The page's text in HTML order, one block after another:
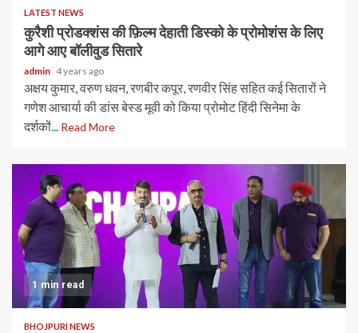
LATEST NEWS
कुरैशी प्रोडक्शंस की फ़िल्म देहाती डिस्को के प्रोमोशंस के लिए
आगे आए बॉलीवुड सितारे
admin 4 years ago
अक्षय कुमार, वरुण धवन, रणबीर कपूर, रणवीर सिंह सहित कई सितारों ने
गणेश आचार्या की डांस बेस्ड मूवी को किया प्रोमोट हिंदी सिनेमा के
दर्शकों... Read More
1 min read
BHOJPURI NEWS